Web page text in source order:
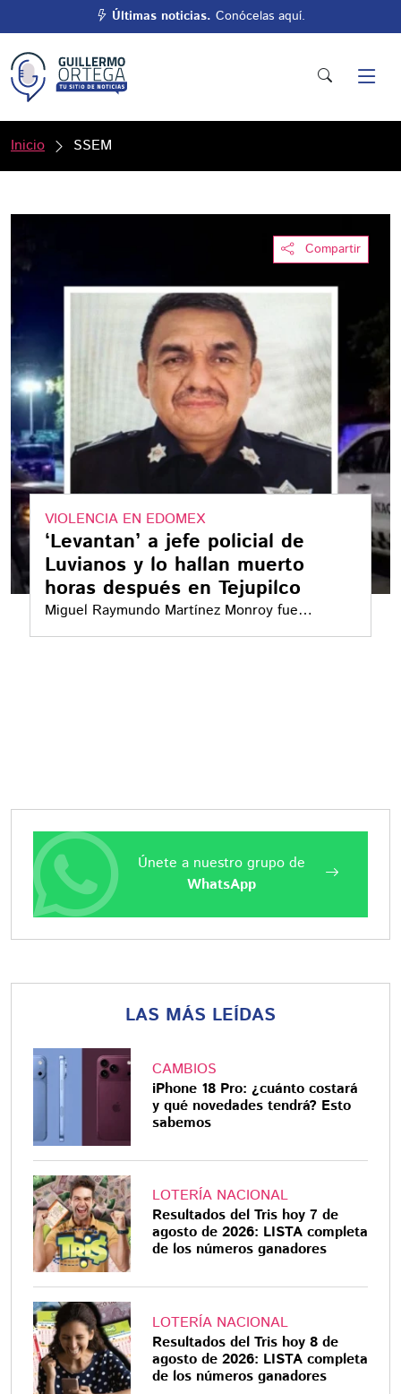
Últimas noticias. Conócelas aquí.
Inicio SSEM
Compartir
VIOLENCIA EN EDOMEX
‘Levantan’ a jefe policial de
Luvianos y lo hallan muerto
horas después en Tejupilco
Miguel Raymundo Martínez Monroy fue
localizado horas después de ser reportado
Únete a nuestro grupo de
WhatsApp
LAS MÁS LEÍDAS
CAMBIOS
iPhone 18 Pro: ¿cuánto costará
y qué novedades tendrá? Esto
sabemos
LOTERÍA NACIONAL
Resultados del Tris hoy 7 de
agosto de 2026: LISTA completa
de los números ganadores
LOTERÍA NACIONAL
Resultados del Tris hoy 8 de
agosto de 2026: LISTA completa
de los números ganadores